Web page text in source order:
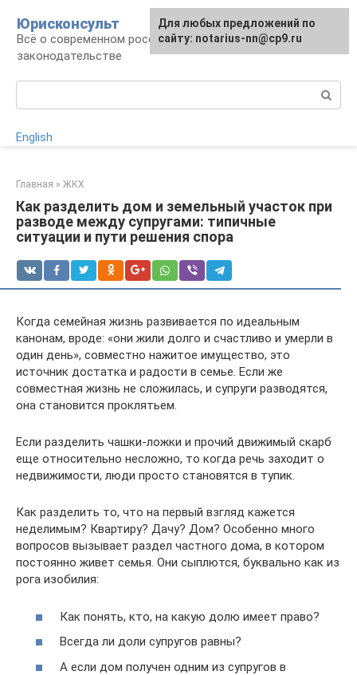
контенту
Юрисконсульт
Всё о современном российском
законодательстве
English
Главная » ЖКХ
Как разделить дом и земельный участок при
разводе между супругами: типичные
ситуации и пути решения спора
Когда семейная жизнь развивается по идеальным
канонам, вроде: «они жили долго и счастливо и умерли в
один день», совместно нажитое имущество, это
источник достатка и радости в семье. Если же
совместная жизнь не сложилась, и супруги разводятся,
она становится проклятьем.
Если разделить чашки-ложки и прочий движимый скарб
еще относительно несложно, то когда речь заходит о
недвижимости, люди просто становятся в тупик.
Как разделить то, что на первый взгляд кажется
неделимым? Квартиру? Дачу? Дом? Особенно много
вопросов вызывает раздел частного дома, в котором
постоянно живет семья. Они сыплются, буквально как из
рога изобилия:
Как понять, кто, на какую долю имеет право?
Всегда ли доли супругов равны?
А если дом получен одним из супругов в
Для любых предложений по
сайту: notarius-nn@cp9.ru